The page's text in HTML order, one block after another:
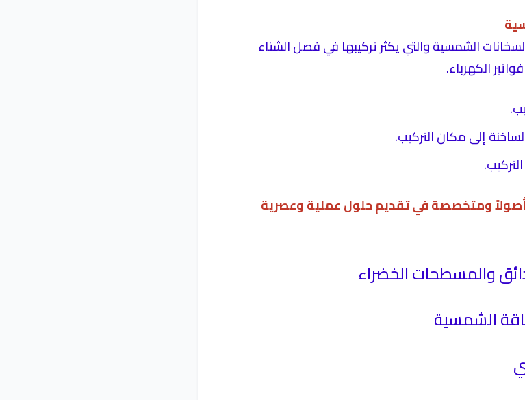
الشمسية والتي يكثر تركيبها في فصل الشتاء
الكهرباء.
إلى مكان التركيب.
ومتخصصة في تقديم حلول عملية وعصرية
والمسطحات الخضراء
الشمسية